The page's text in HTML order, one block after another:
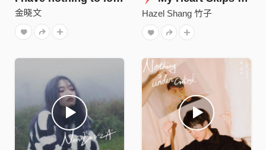
金晓文 Hazel Shang 竹子